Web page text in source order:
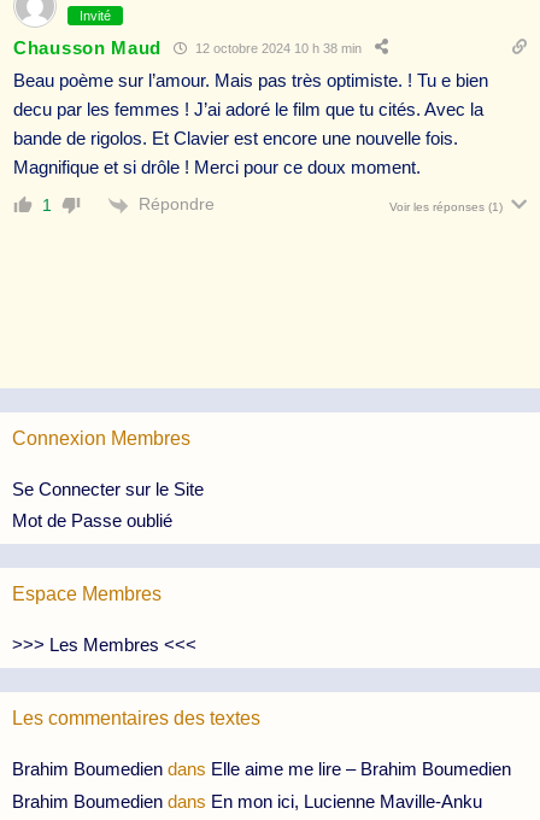
Invité
Chausson Maud 12 octobre 2024 10 h 38 min
Beau poème sur l’amour. Mais pas très optimiste. ! Tu e bien
decu par les femmes ! J’ai adoré le film que tu cités. Avec la
bande de rigolos. Et Clavier est encore une nouvelle fois.
Magnifique et si drôle ! Merci pour ce doux moment.
1 Répondre Voir les réponses (1)
Connexion Membres
Se Connecter sur le Site
Mot de Passe oublié
Espace Membres
>>> Les Membres <<<
Les commentaires des textes
Brahim Boumedien dans Elle aime me lire – Brahim Boumedien
Brahim Boumedien dans En mon ici, Lucienne Maville-Anku